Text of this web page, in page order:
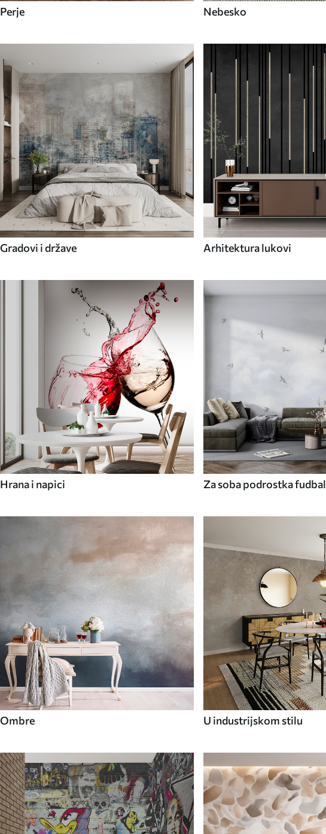
Perje Nebesko
Gradovi i države Arhitektura lukovi
Hrana i napici Za soba podrostka fudbal
Ombre U industrijskom stilu